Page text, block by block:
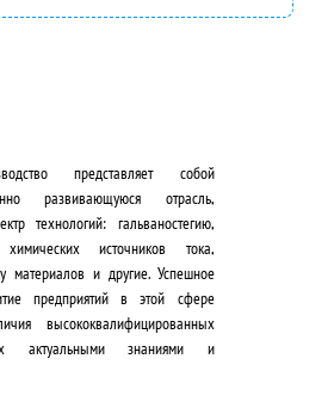
представляет собой
развивающуюся отрасль,
технологий: гальваностегию,
химических источников тока,
материалов и другие. Успешное
предприятий в этой сфере
высококвалифицированных
актуальными знаниями и